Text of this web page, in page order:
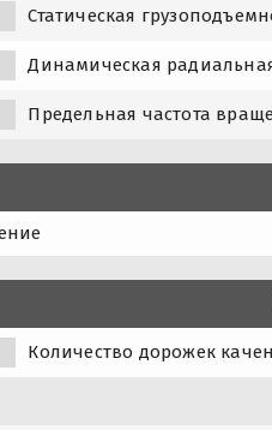
Статическая
Динамическая
Предельная частота
Количество дорожек